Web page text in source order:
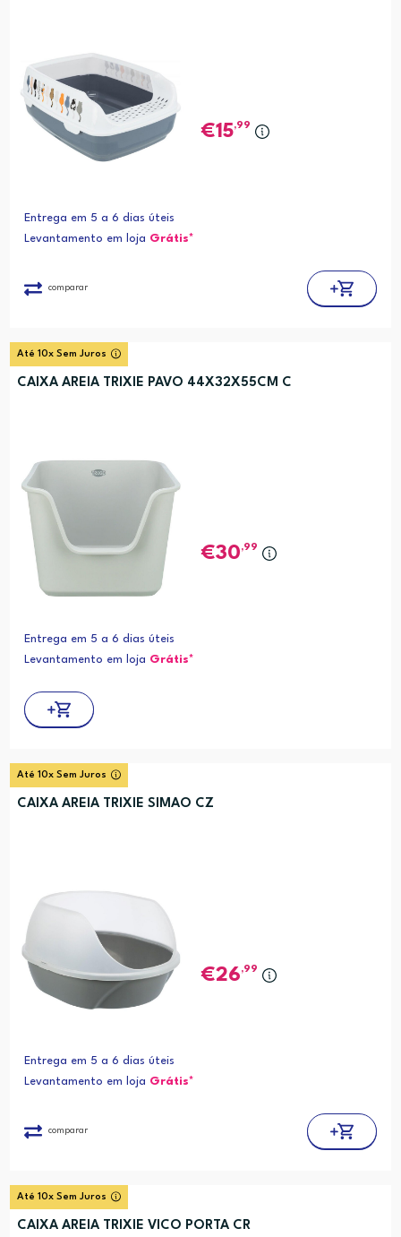
15,99
Entrega em 5 a 6 dias úteis
Levantamento em loja Grátis*
comparar
Até 10x Sem Juros
CAIXA AREIA TRIXIE PAVO 44X32X55CM C
30,99
Entrega em 5 a 6 dias úteis
Levantamento em loja Grátis*
Até 10x Sem Juros
CAIXA AREIA TRIXIE SIMAO CZ
26,99
Entrega em 5 a 6 dias úteis
Levantamento em loja Grátis*
comparar
Até 10x Sem Juros
CAIXA AREIA TRIXIE VICO PORTA CR